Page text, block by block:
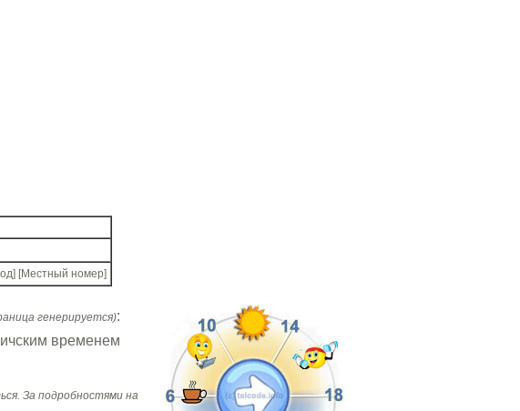
[Местный номер]
генерируется):
временем
За подробностями на